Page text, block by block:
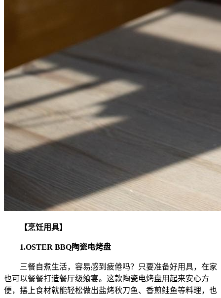
【烹饪用具】
1.OSTER BBQ陶瓷电烤盘
三餐自煮生活，容易感到疲倦吗？只要准备好用具，在家
也可以餐餐打造餐厅级飨宴。这款陶瓷电烤盘用起来安心方
便，摆上食材就能轻松做出盐烤秋刀鱼、香煎鲑鱼等料理，也